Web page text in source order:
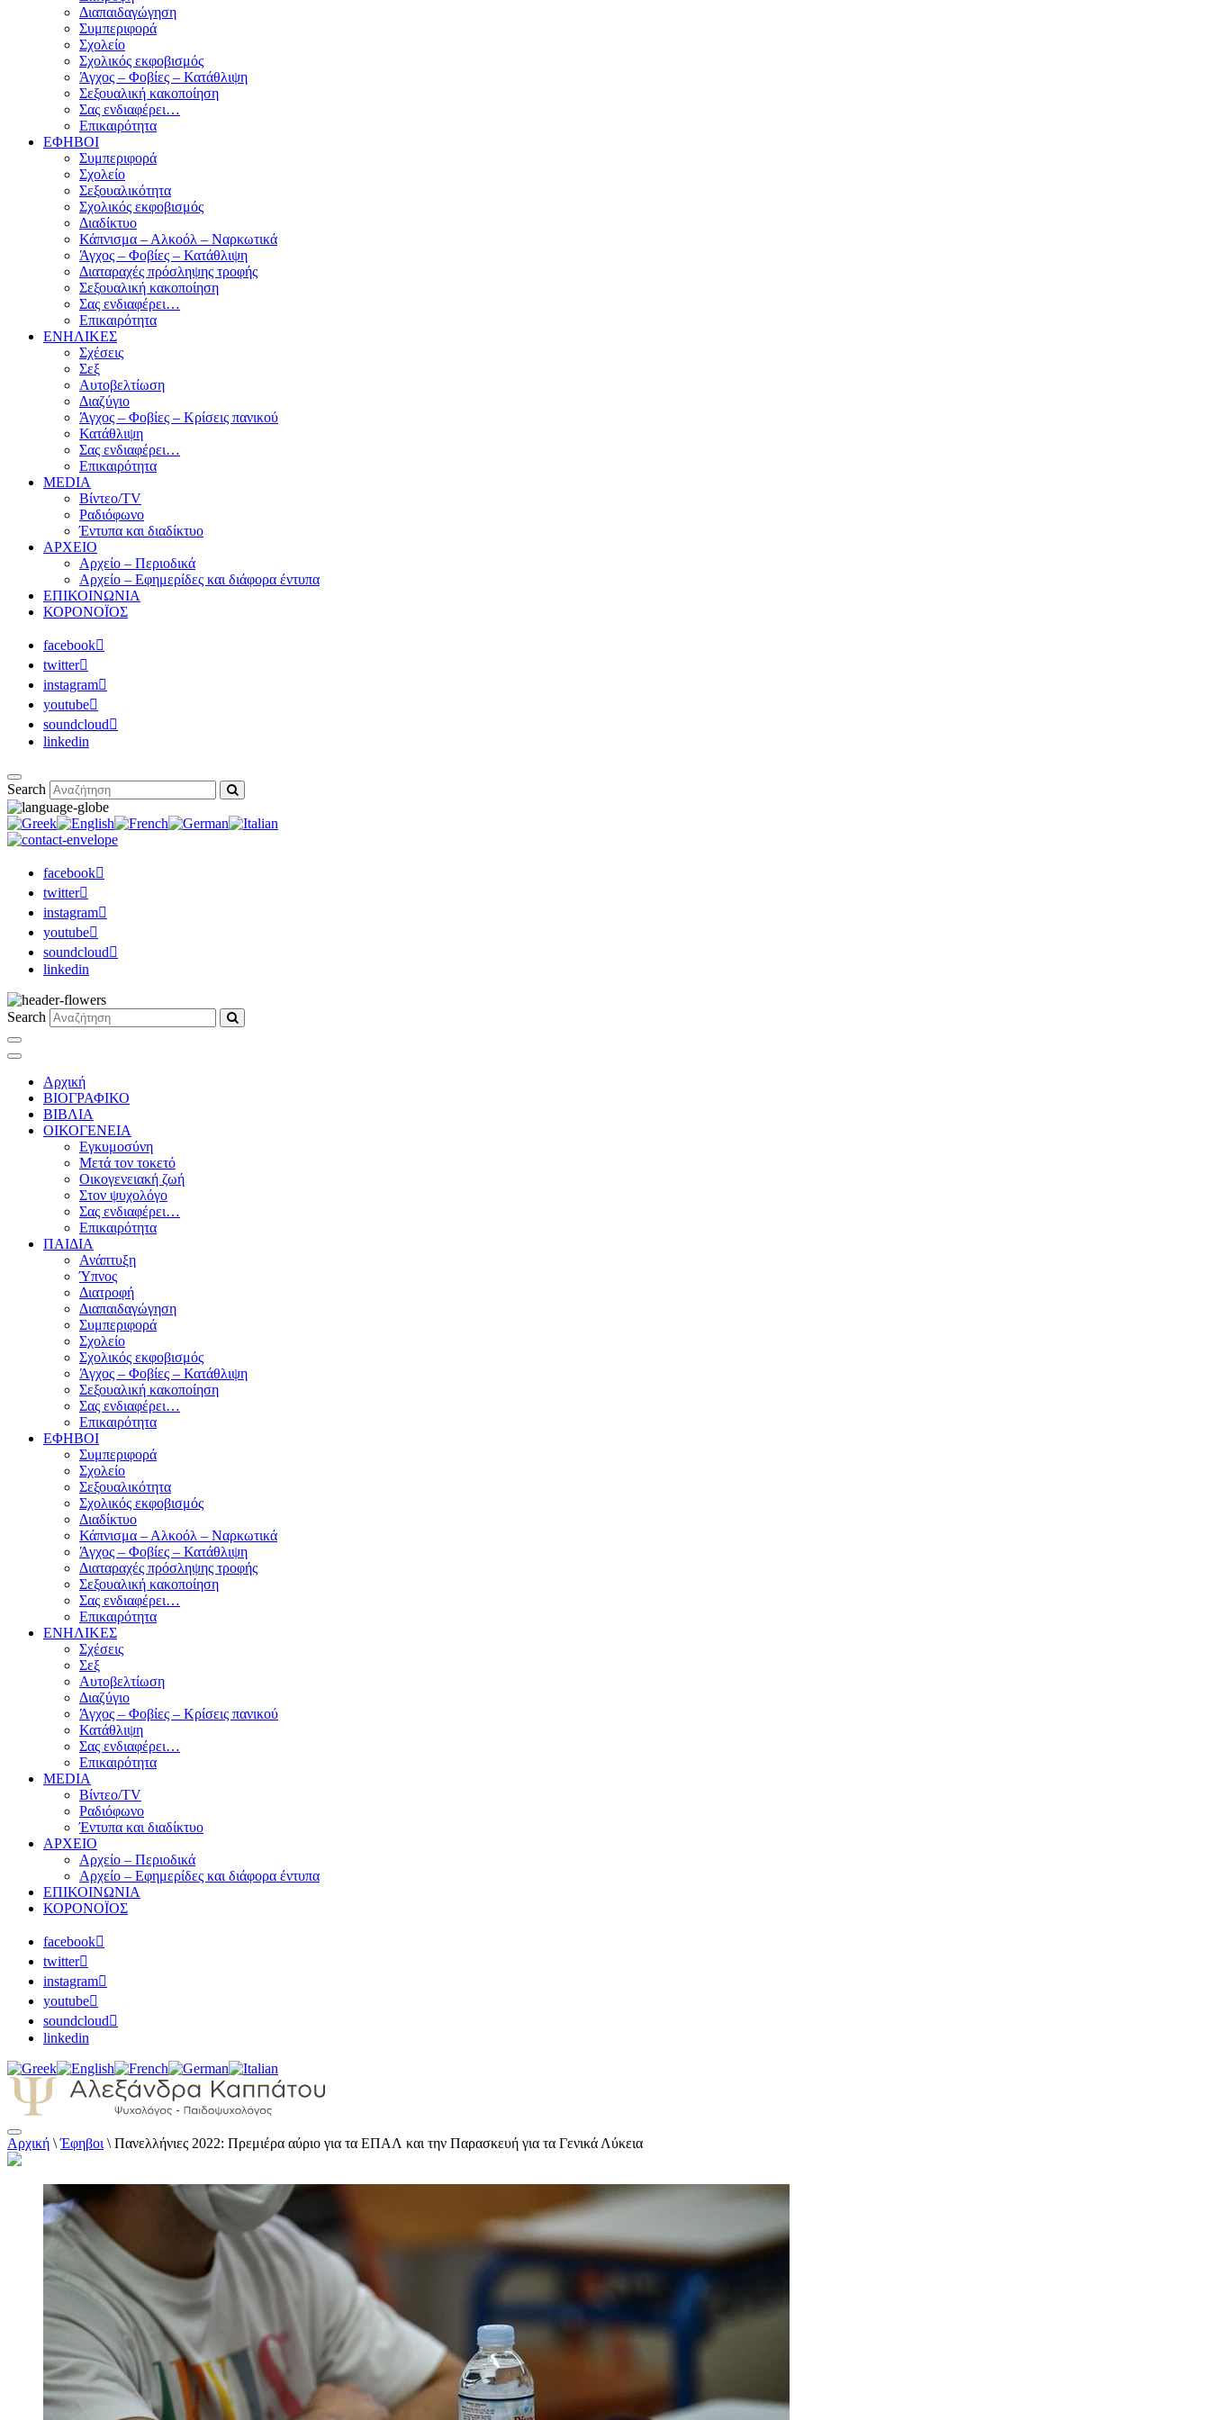
Διαπαιδαγώγηση
Συμπεριφορά
Σχολείο
Σχολικός εκφοβισμός
Άγχος – Φοβίες – Κατάθλιψη
Σεξουαλική κακοποίηση
Σας ενδιαφέρει…
Επικαιρότητα
ΕΦΗΒΟΙ
Συμπεριφορά
Σχολείο
Σεξουαλικότητα
Σχολικός εκφοβισμός
Διαδίκτυο
Κάπνισμα – Αλκοόλ – Ναρκωτικά
Άγχος – Φοβίες – Κατάθλιψη
Διαταραχές πρόσληψης τροφής
Σεξουαλική κακοποίηση
Σας ενδιαφέρει…
Επικαιρότητα
ΕΝΗΛΙΚΕΣ
Σχέσεις
Σεξ
Αυτοβελτίωση
Διαζύγιο
Άγχος – Φοβίες – Κρίσεις πανικού
Κατάθλιψη
Σας ενδιαφέρει…
Επικαιρότητα
MEDIA
Βίντεο/TV
Ραδιόφωνο
Έντυπα και διαδίκτυο
ΑΡΧΕΙΟ
Αρχείο – Περιοδικά
Αρχείο – Εφημερίδες και διάφορα έντυπα
ΕΠΙΚΟΙΝΩΝΙΑ
ΚΟΡΟΝΟΪΟΣ
facebook
twitter
instagram
youtube
soundcloud
linkedin
Search
facebook
twitter
instagram
youtube
soundcloud
linkedin
Search
Αρχική
ΒΙΟΓΡΑΦΙΚΟ
ΒΙΒΛΙΑ
ΟΙΚΟΓΕΝΕΙΑ
Εγκυμοσύνη
Μετά τον τοκετό
Οικογενειακή ζωή
Στον ψυχολόγο
Σας ενδιαφέρει…
Επικαιρότητα
ΠΑΙΔΙΑ
Ανάπτυξη
Ύπνος
Διατροφή
Διαπαιδαγώγηση
Συμπεριφορά
Σχολείο
Σχολικός εκφοβισμός
Άγχος – Φοβίες – Κατάθλιψη
Σεξουαλική κακοποίηση
Σας ενδιαφέρει…
Επικαιρότητα
ΕΦΗΒΟΙ
Συμπεριφορά
Σχολείο
Σεξουαλικότητα
Σχολικός εκφοβισμός
Διαδίκτυο
Κάπνισμα – Αλκοόλ – Ναρκωτικά
Άγχος – Φοβίες – Κατάθλιψη
Διαταραχές πρόσληψης τροφής
Σεξουαλική κακοποίηση
Σας ενδιαφέρει…
Επικαιρότητα
ΕΝΗΛΙΚΕΣ
Σχέσεις
Σεξ
Αυτοβελτίωση
Διαζύγιο
Άγχος – Φοβίες – Κρίσεις πανικού
Κατάθλιψη
Σας ενδιαφέρει…
Επικαιρότητα
MEDIA
Βίντεο/TV
Ραδιόφωνο
Έντυπα και διαδίκτυο
ΑΡΧΕΙΟ
Αρχείο – Περιοδικά
Αρχείο – Εφημερίδες και διάφορα έντυπα
ΕΠΙΚΟΙΝΩΝΙΑ
ΚΟΡΟΝΟΪΟΣ
facebook
twitter
instagram
youtube
soundcloud
linkedin
Αλεξάνδρα Καππάτου Ψυχολόγος – Παιδοψυχολόγος
Αρχική \Έφηβοι \ Πανελλήνιες 2022: Πρεμιέρα αύριο για τα ΕΠΑΛ και την Παρασκευή για τα Γενικά Λύκεια